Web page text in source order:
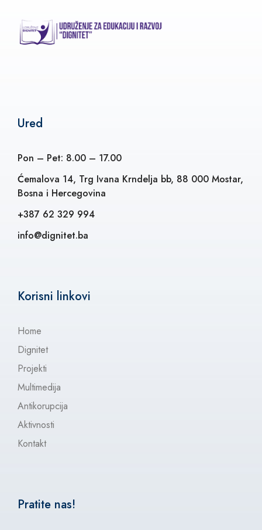
Ured
Pon – Pet: 8.00 – 17.00
Ćemalova 14, Trg Ivana Krndelja bb, 88 000 Mostar,
Bosna i Hercegovina
+387 62 329 994
info@dignitet.ba
Korisni linkovi
Home
Dignitet
Projekti
Multimedija
Antikorupcija
Aktivnosti
Kontakt
Pratite nas!